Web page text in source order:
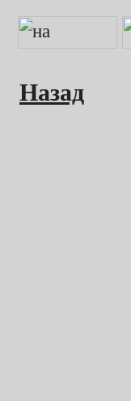
Назад